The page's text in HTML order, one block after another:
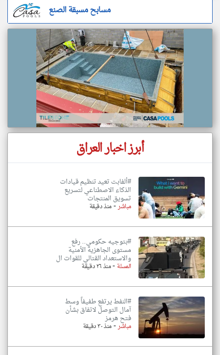
مسابح مسبقة الصنع
أبرز اخبار العراق
#ألفابت تعيد تنظيم قيادات
الذكاء الاصطناعي لتسريع
تسويق المنتجات
مباشر-منذ دقيقة
#بتوجيه حكومي.. رفع
مستوى الجاهزية الأمنية
والاستعداد القتالي للقوات ال
المسلة -منذ ٢٦ دقيقة
#النفط يرتفع طفيفاً وسط
آمال التوصل لاتفاق بشأن
فتح هرمز
مباشر-منذ ٣٠ دقيقة